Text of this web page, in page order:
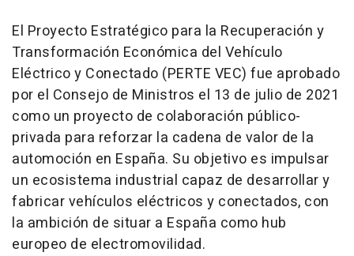
El Proyecto Estratégico para la Recuperación y
Transformación Económica del Vehículo
Eléctrico y Conectado (PERTE VEC) fue aprobado
por el Consejo de Ministros el 13 de julio de 2021
como un proyecto de colaboración público-
privada para reforzar la cadena de valor de la
automoción en España. Su objetivo es impulsar
un ecosistema industrial capaz de desarrollar y
fabricar vehículos eléctricos y conectados, con
la ambición de situar a España como hub
europeo de electromovilidad.